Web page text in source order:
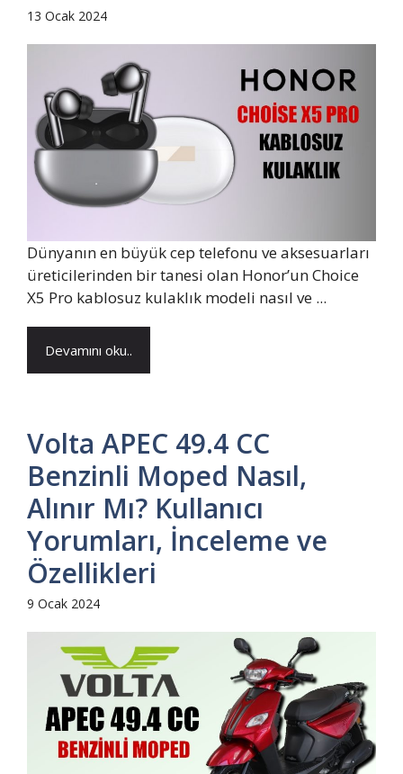
13 Ocak 2024
Dünyanın en büyük cep telefonu ve aksesuarları
üreticilerinden bir tanesi olan Honor’un Choice
X5 Pro kablosuz kulaklık modeli nasıl ve ...
Devamını oku..
Volta APEC 49.4 CC
Benzinli Moped Nasıl,
Alınır Mı? Kullanıcı
Yorumları, İnceleme ve
Özellikleri
9 Ocak 2024